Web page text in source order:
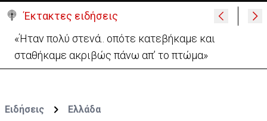
Έκτακτες ειδήσεις
Σήμερα στο Ζακάκι το τελευταίο αντίο στον
17χρονο Μάριο-Γαβριήλ
Ειδήσεις Ελλάδα